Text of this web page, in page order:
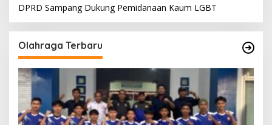
DPRD Sampang Dukung Pemidanaan Kaum LGBT
Olahraga Terbaru